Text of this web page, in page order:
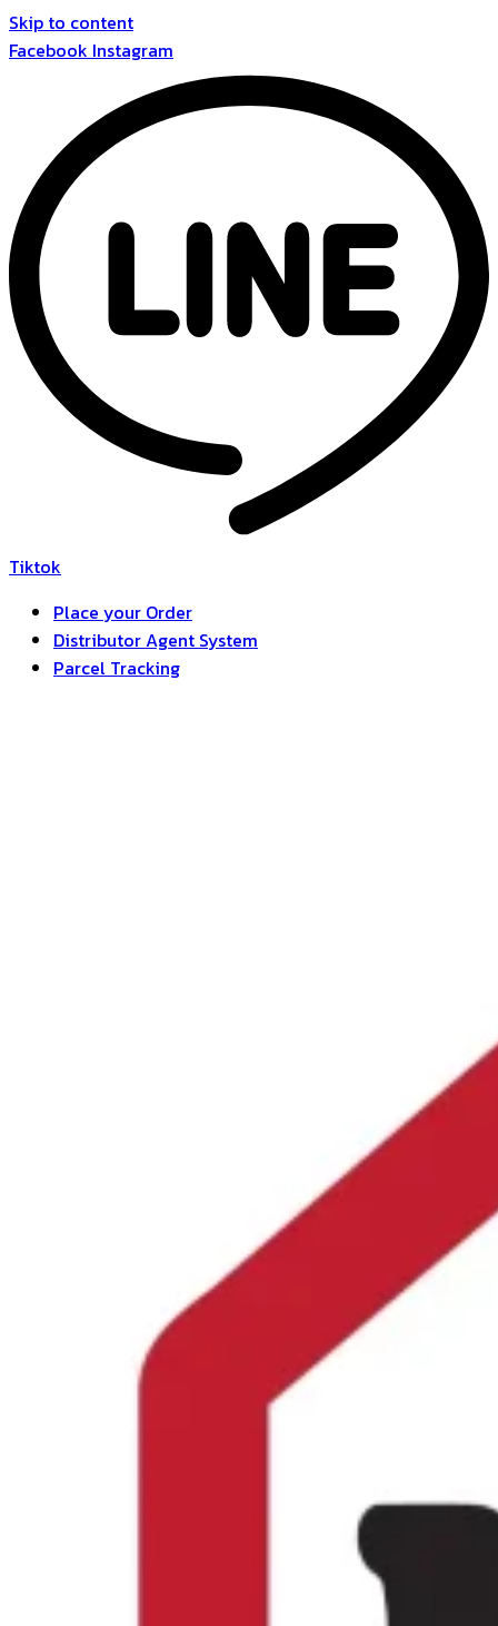
Skip to content
Facebook Instagram
Tiktok
Place your Order
Distributor Agent System
Parcel Tracking